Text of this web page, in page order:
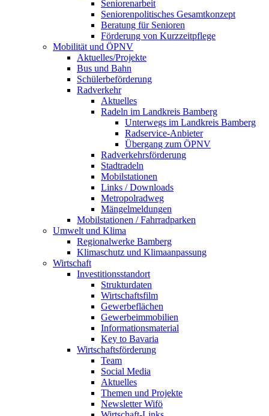
Seniorenarbeit
Seniorenpolitisches Gesamtkonzept
Beratung für Senioren
Förderung von Kurzzeitpflege
Mobilität und ÖPNV
Aktuelles/Projekte
Bus und Bahn
Schülerbeförderung
Radverkehr
Aktuelles
Radeln im Landkreis Bamberg
Unterwegs im Landkreis Bamberg
Radservice-Anbieter
Übergang zum ÖPNV
Radverkehrsförderung
Stadtradeln
Mobilstationen
Links / Downloads
Metropolradweg
Mängelmeldungen
Mobilstationen / Fahrradparken
Umwelt und Klima
Regionalwerke Bamberg
Klimaschutz und Klimaanpassung
Wirtschaft
Investitionsstandort
Strukturdaten
Wirtschaftsfilm
Gewerbeflächen
Gewerbeimmobilien
Informationsmaterial
Key to Bavaria
Wirtschaftsförderung
Team
Social Media
Aktuelles
Themen und Projekte
Newsletter Wifö